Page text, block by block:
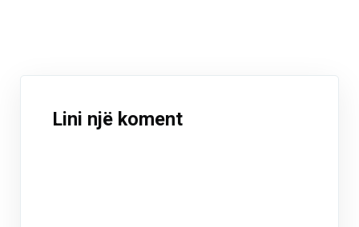
Lini një koment